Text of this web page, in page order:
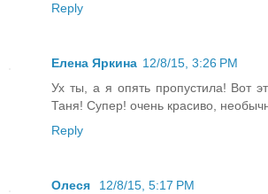
Reply
Елена Яркина 12/8/15, 3:26 PM
Ух ты, а я опять пропустила! Вот
Таня! Супер! очень красиво,
Reply
Олеся
12/8/15, 5:17 PM